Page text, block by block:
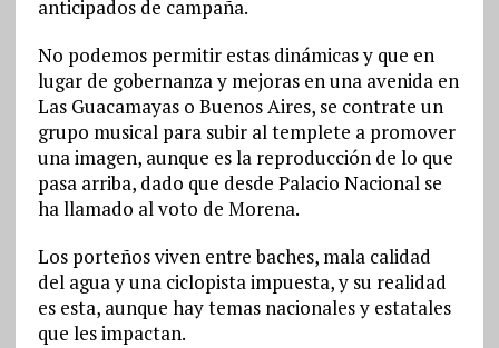
anticipados de campaña.
No podemos permitir estas dinámicas y que en
lugar de gobernanza y mejoras en una avenida en
Las Guacamayas o Buenos Aires, se contrate un
grupo musical para subir al templete a promover
una imagen, aunque es la reproducción de lo que
pasa arriba, dado que desde Palacio Nacional se
ha llamado al voto de Morena.
Los porteños viven entre baches, mala calidad
del agua y una ciclopista impuesta, y su realidad
es esta, aunque hay temas nacionales y estatales
que les impactan.